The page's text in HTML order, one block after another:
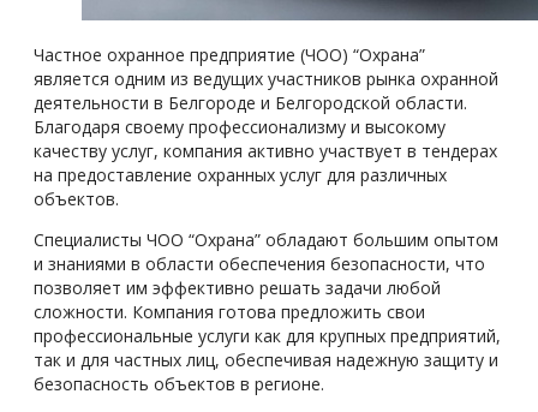
Частное охранное предприятие (ЧОО) “Охрана”
является одним из ведущих участников рынка охранной
деятельности в Белгороде и Белгородской области.
Благодаря своему профессионализму и высокому
качеству услуг, компания активно участвует в тендерах
на предоставление охранных услуг для различных
объектов.
Специалисты ЧОО “Охрана” обладают большим опытом
и знаниями в области обеспечения безопасности, что
позволяет им эффективно решать задачи любой
сложности. Компания готова предложить свои
профессиональные услуги как для крупных предприятий,
так и для частных лиц, обеспечивая надежную защиту и
безопасность объектов в регионе.